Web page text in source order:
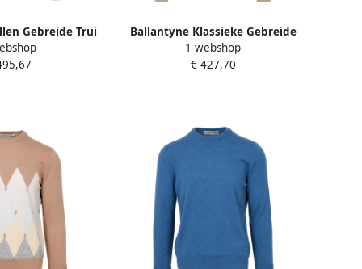
Gebreide Trui
Heren
Ballantyne Klassieke Gebreide
Trui Beige Heren
1 webshop
€ 427,70